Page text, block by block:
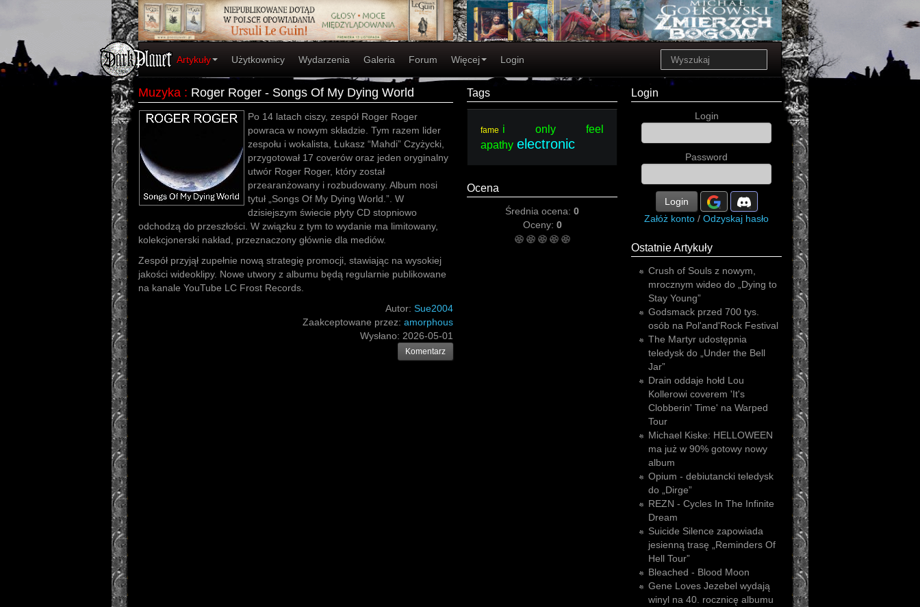
Artykuły Użytkownicy Wydarzenia Galeria Forum Więcej Login
Muzyka : Roger Roger - Songs Of My Dying World
Po 14 latach ciszy, zespół Roger Roger
powraca w nowym składzie. Tym razem lider
zespołu i wokalista, Łukasz “Mahdi” Czyżycki,
przygotował 17 coverów oraz jeden oryginalny
utwór Roger Roger, który został
przearanżowany i rozbudowany. Album nosi
tytuł „Songs Of My Dying World.”. W
dzisiejszym świecie płyty CD stopniowo
odchodzą do przeszłości. W związku z tym to wydanie ma limitowany,
kolekcjonerski nakład, przeznaczony głównie dla mediów.
Zespół przyjął zupełnie nową strategię promocji, stawiając na wysokiej
jakości wideoklipy. Nowe utwory z albumu będą regularnie publikowane
na kanale YouTube LC Frost Records.
Autor: Sue2004
Zaakceptowane przez: amorphous
Wysłano: 2026-05-01
Komentarz
Tags
fame i only feel
apathy electronic
Ocena
Średnia ocena: 0
Oceny: 0
Login
Login
Password
Login
Załóż konto / Odzyskaj hasło
Ostatnie Artykuły
Crush of Souls z nowym,
mrocznym wideo do „Dying to
Stay Young”
Godsmack przed 700 tys.
osób na Pol'and'Rock Festival
The Martyr udostępnia
teledysk do „Under the Bell
Jar”
Drain oddaje hołd Lou
Kollerowi coverem 'It's
Clobberin' Time' na Warped
Tour
Michael Kiske: HELLOWEEN
ma już w 90% gotowy nowy
album
Opium - debiutancki teledysk
do „Dirge”
REZN - Cycles In The Infinite
Dream
Suicide Silence zapowiada
jesienną trasę „Reminders Of
Hell Tour”
Bleached - Blood Moon
Gene Loves Jezebel wydają
winyl na 40. rocznicę albumu